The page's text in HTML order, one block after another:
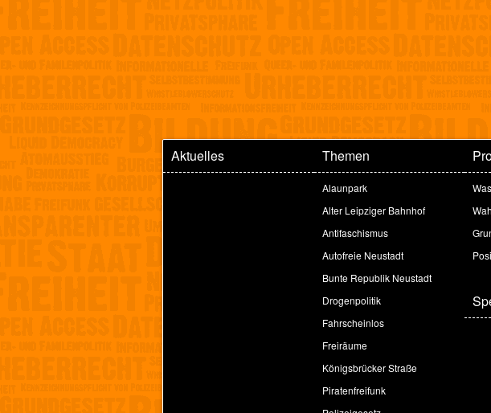
Aktuelles Themen
Alaunpark
Alter Leipziger Bahnhof
Antifaschismus
Autofreie Neustadt
Bunte Republik Neustadt
Drogenpolitik
Fahrscheinlos
Freiräume
Königsbrücker Straße
Piratenfreifunk